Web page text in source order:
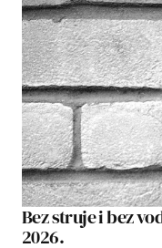
Bez struje i bez
2026.